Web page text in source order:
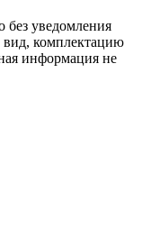
без уведомления
вид, комплектацию
информация не